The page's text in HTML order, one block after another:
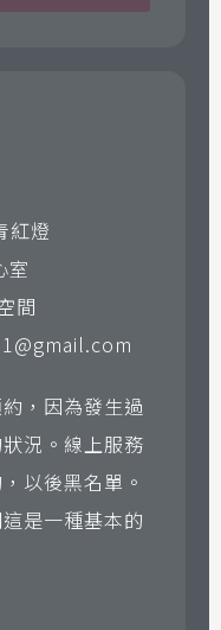
紅燈
室
間
，因為發生過
況。線上服務
以後黑名單。
是一種基本的